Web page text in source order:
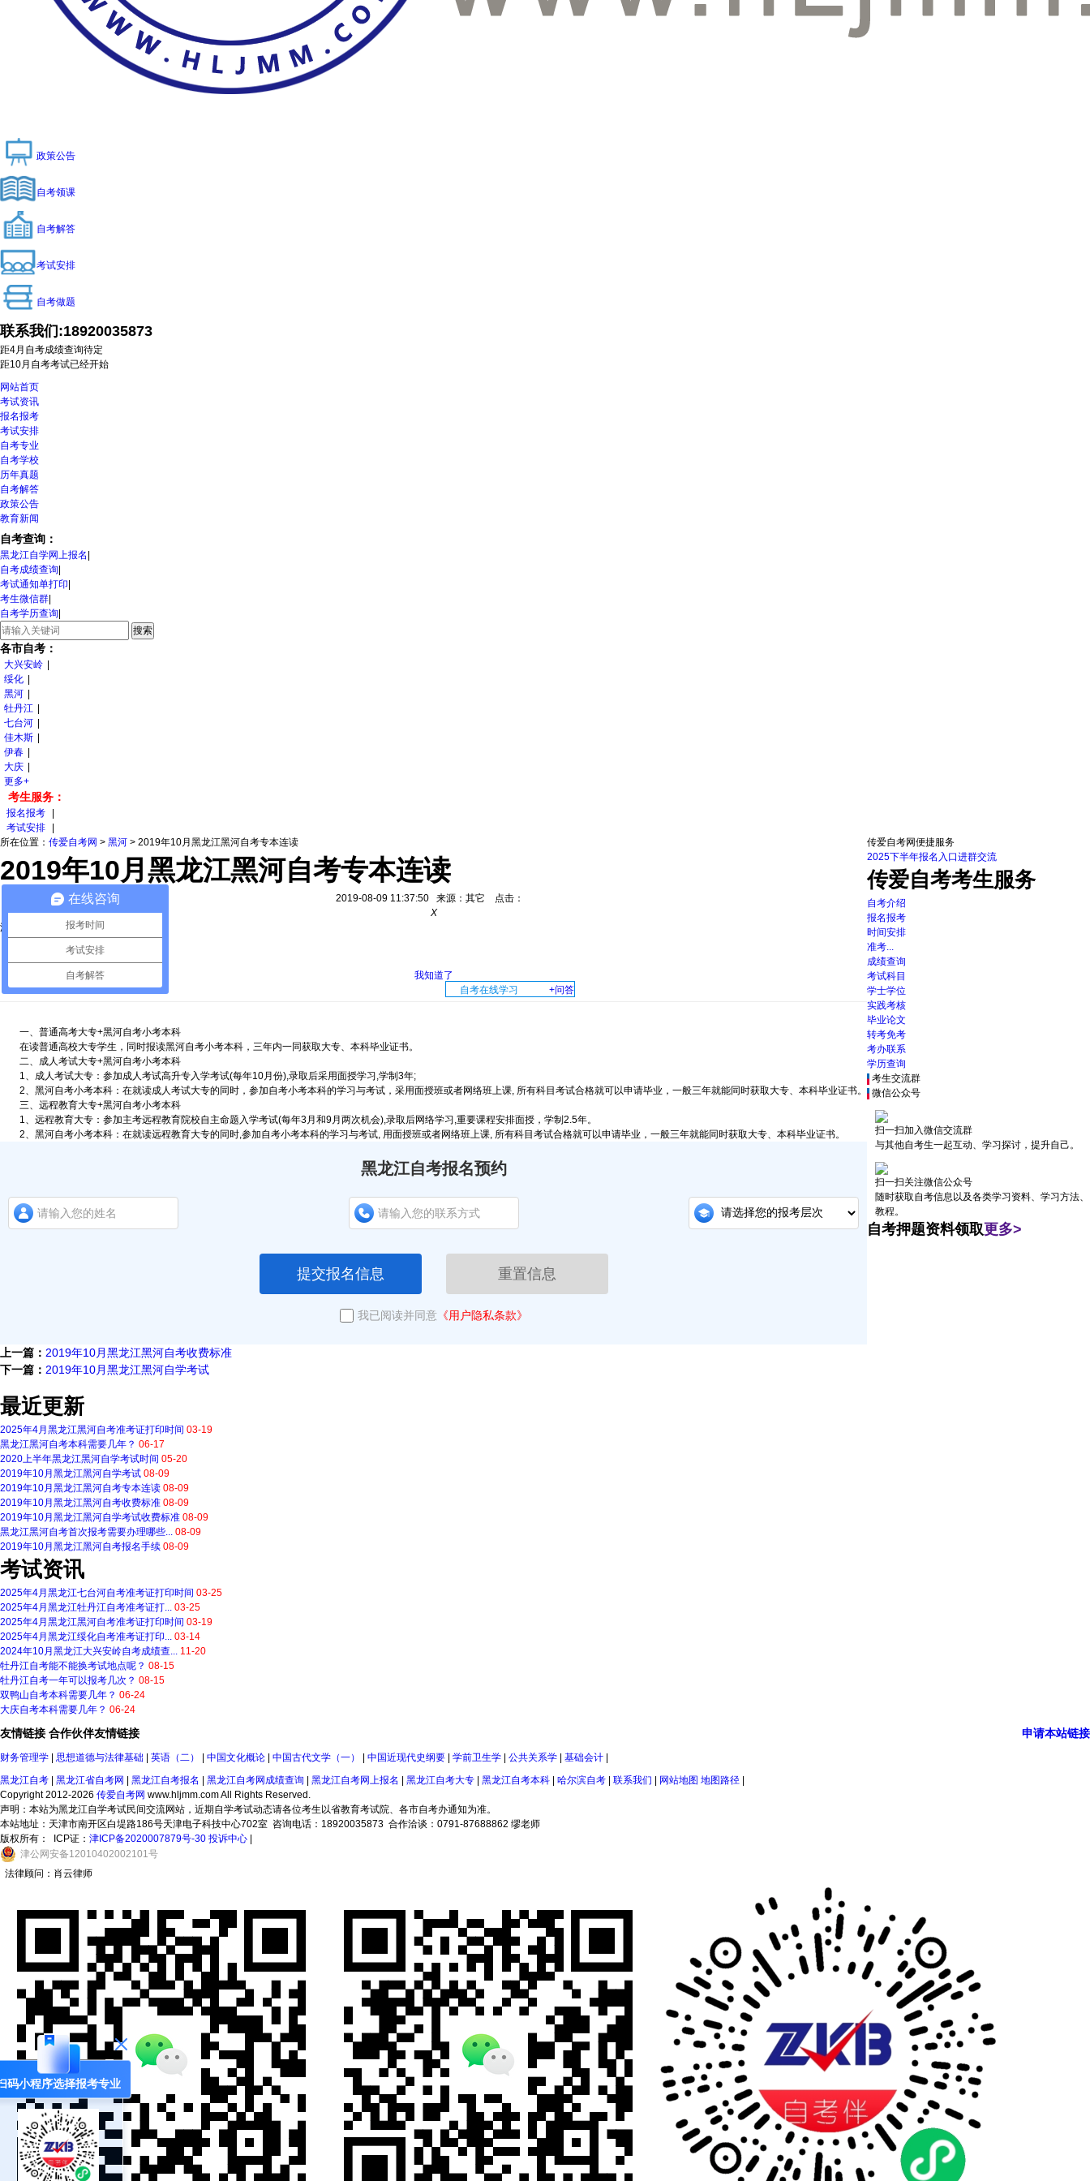
政策公告
自考领课
自考解答
考试安排
自考做题
联系我们:18920035873
距4月自考成绩查询待定
距10月自考考试已经开始
网站首页
考试资讯
报名报考
考试安排
自考专业
自考学校
历年真题
自考解答
政策公告
教育新闻
自考查询：
黑龙江自学网上报名
自考成绩查询
考试通知单打印
考生微信群
自考学历查询
各市自考：
大兴安岭
绥化
黑河
牡丹江
七台河
佳木斯
伊春
大庆
更多+
考生服务：
报名报考
考试安排
所在位置： 传爱自考网 > 黑河 > 2019年10月黑龙江黑河自考专本连读
2019年10月黑龙江黑河自考专本连读
2019-08-09 11:37:50 来源：其它 点击：
X
温馨提示
亲爱的考生，您好！
我知道了
自考在线学习
+问答
一、普通高考大专+黑河自考小考本科
在读普通高校大专学生，同时报读黑河自考小考本科，三年内一同获取大专、本科毕业证书。
二、成人考试大专+黑河自考小考本科
1、成人考试大专：参加成人考试高升专入学考试(每年10月份),录取后采用面授学习,学制3年;
2、黑河自考小考本科：在就读成人考试大专的同时，参加自考小考本科的学习与考试，采用面授班或者网络班上课, 所有科目考试合格就可以申请毕业，一般三年就能同时获取大专、本科毕业证书。
三、远程教育大专+黑河自考小考本科
1、远程教育大专：参加主考远程教育院校自主命题入学考试(每年3月和9月两次机会),录取后网络学习,重要课程安排面授，学制2.5年。
2、黑河自考小考本科：在就读远程教育大专的同时,参加自考小考本科的学习与考试, 用面授班或者网络班上课, 所有科目考试合格就可以申请毕业，一般三年就能同时获取大专、本科毕业证书。
黑龙江自考报名预约
提交报名信息 重置信息
我已阅读并同意《用户隐私条款》
上一篇： 2019年10月黑龙江黑河自考收费标准
下一篇： 2019年10月黑龙江黑河自学考试
最近更新
2025年4月黑龙江黑河自考准考证打印时间 03-19
黑龙江黑河自考本科需要几年？ 06-17
2020上半年黑龙江黑河自学考试时间 05-20
2019年10月黑龙江黑河自学考试 08-09
2019年10月黑龙江黑河自考专本连读 08-09
2019年10月黑龙江黑河自考收费标准 08-09
2019年10月黑龙江黑河自学考试收费标准 08-09
黑龙江黑河自考首次报考需要办理哪些... 08-09
2019年10月黑龙江黑河自考报名手续 08-09
考试资讯
2025年4月黑龙江七台河自考准考证打印时间 03-25
2025年4月黑龙江牡丹江自考准考证打... 03-25
2025年4月黑龙江黑河自考准考证打印时间 03-19
2025年4月黑龙江绥化自考准考证打印... 03-14
2024年10月黑龙江大兴安岭自考成绩查... 11-20
牡丹江自考能不能换考试地点呢？ 08-15
牡丹江自考一年可以报考几次？ 08-15
双鸭山自考本科需要几年？ 06-24
大庆自考本科需要几年？ 06-24
传爱自考网便捷服务
2025下半年报名入口进群交流
传爱自考考生服务
自考介绍
报名报考
时间安排
准考...
成绩查询
考试科目
学士学位
实践考核
毕业论文
转考免考
考办联系
学历查询
考生交流群
微信公众号
扫一扫加入微信交流群
与其他自考生一起互动、学习探讨，提升自己。
扫一扫关注微信公众号
随时获取自考信息以及各类学习资料、学习方法、
教程。
自考押题资料领取更多>
码小程序选择报考专业
友情链接 申请本站链接
合作伙伴友情链接
财务管理学 思想道德与法律基础 英语（二） 中国文化概论 中国古代文学（一） 中国近现代史纲要 学前卫生学 公共关系学 基础会计
黑龙江自考
黑龙江省自考网 黑龙江自考报名 黑龙江自考网成绩查询 黑龙江自考网上报名 黑龙江自考大专 黑龙江自考本科 哈尔滨自考 联系我们 网站地图 地图路径
Copyright 2012-2026 传爱自考网 www.hljmm.com All Rights Reserved.
声明：本站为黑龙江自学考试民间交流网站，近期自学考试动态请各位考生以省教育考试院、各市自考办通知为准。
本站地址：天津市南开区白堤路186号天津电子科技中心702室 咨询电话：18920035873 合作洽谈：0791-87688862 缪老师
版权所有：
ICP证： 津ICP备2020007879号-30 投诉中心
津公网安备12010402002101号
法律顾问：肖云律师
在线咨询
报考时间
考试安排
自考解答